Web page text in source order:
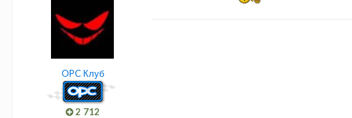
OPC Клуб
2 712